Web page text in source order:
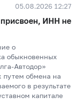
05.08.2026 12:27
ИНН не
о
обыкновенных
Автодор»
путем обмена на
в результате
капитале